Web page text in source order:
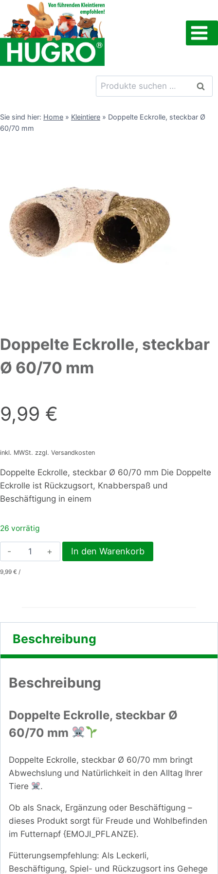
Inhalt
springen
Suchen
nach:
Sie sind hier: Home » Kleintiere » Doppelte Eckrolle, steckbar Ø
60/70 mm
Doppelte Eckrolle, steckbar
Ø 60/70 mm
9,99 €
inkl. MWSt. zzgl. Versandkosten
Doppelte Eckrolle, steckbar Ø 60/70 mm Die Doppelte
Eckrolle ist Rückzugsort, Knabberspaß und
Beschäftigung in einem
26 vorrätig
Doppelte
Eckrolle,
In den Warenkorb
9,99 € /
Beschreibung
Beschreibung
Doppelte Eckrolle, steckbar Ø
60/70 mm
Doppelte Eckrolle, steckbar Ø 60/70 mm bringt
Abwechslung und Natürlichkeit in den Alltag Ihrer
Tiere
.
Ob als Snack, Ergänzung oder Beschäftigung –
dieses Produkt sorgt für Freude und Wohlbefinden
im Futternapf {EMOJI_PFLANZE}.
Fütterungsempfehlung: Als Leckerli,
Beschäftigung, Spiel- und Rückzugsort ins Gehege